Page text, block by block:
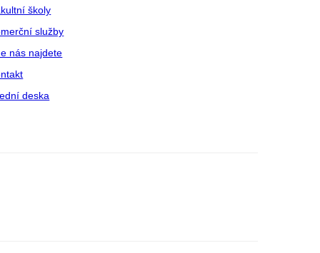
školy
služby
nás najdete
deska